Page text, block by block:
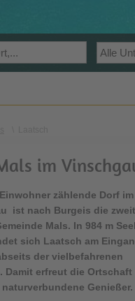
im
zählende Dorf im
ist nach Burgeis die
Mals. In 984 m
sich Laatsch am
der vielbefahrenen
Damit erfreut die Ortschaft
Genießer.